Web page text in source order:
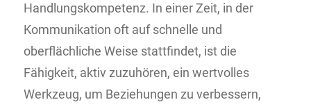
Handlungskompetenz. In einer Zeit, in der
Kommunikation oft auf schnelle und
oberflächliche Weise stattfindet, ist die
Fähigkeit, aktiv zuzuhören, ein wertvolles
Werkzeug, um Beziehungen zu verbessern,